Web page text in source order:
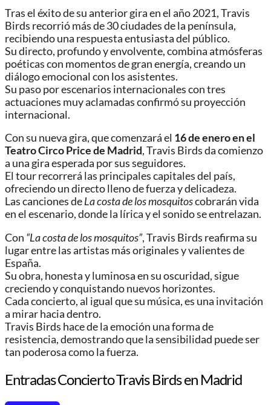
Tras el éxito de su anterior gira en el año 2021, Travis
Birds recorrió más de 30 ciudades de la península,
recibiendo una respuesta entusiasta del público.
Su directo, profundo y envolvente, combina atmósferas
poéticas con momentos de gran energía, creando un
diálogo emocional con los asistentes.
Su paso por escenarios internacionales con tres
actuaciones muy aclamadas confirmó su proyección
internacional.
Con su nueva gira, que comenzará el 16 de enero en el
Teatro Circo Price de Madrid, Travis Birds da comienzo
a una gira esperada por sus seguidores.
El tour recorrerá las principales capitales del país,
ofreciendo un directo lleno de fuerza y delicadeza.
Las canciones deLa costa de los mosquitoscobrarán vida
en el escenario, donde la lírica y el sonido se entrelazan.
Con “La costa de los mosquitos”, Travis Birds reafirma su
lugar entre las artistas más originales y valientes de
España.
Su obra, honesta y luminosa en su oscuridad, sigue
creciendo y conquistando nuevos horizontes.
Cada concierto, al igual que su música, es una invitación
a mirar hacia dentro.
Travis Birds hace de la emoción una forma de
resistencia, demostrando que la sensibilidad puede ser
tan poderosa como la fuerza.
Entradas Concierto Travis Birds en Madrid